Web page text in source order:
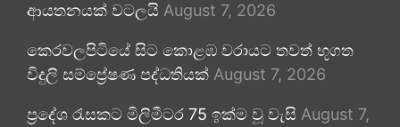
ආයතනයක් වටලයි August 7, 2026
කෙරවලපිටියේ සිට කොළඹ වරායට තවත් භූගත
විදුලි සම්ප්‍රේෂණ පද්ධතියක් August 7, 2026
ප්‍රදේශ රැසකට මිලිමීටර 75 ඉක්ම වූ වැසි August 7,